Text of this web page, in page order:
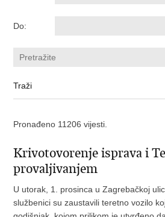
Do:
Pronađeno 11206 vijesti.
Krivotovorenje isprava i
provaljivanjem
U utorak, 1. prosinca u Zagrebačkoj
službenici su zaustavili teretno vozilo